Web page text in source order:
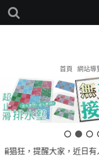
首頁 網站導
狂，提醒大家，近日有人